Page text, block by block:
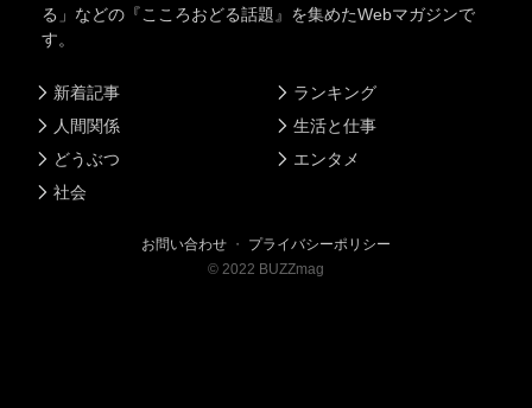
る」などの『こころおどる話題』を集めたWebマガジンで
す。
新着記事
人間関係
どうぶつ
社会
ランキング
生活と仕事
エンタメ
お問い合わせ ・ プライバシーポリシー
© 2022 BUZZmag